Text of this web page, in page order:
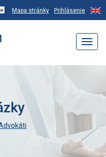
Mapa stránky Prihlásenie